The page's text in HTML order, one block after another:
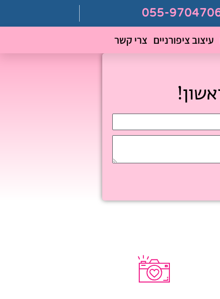
עיצוב ציפורניים צרי קשר